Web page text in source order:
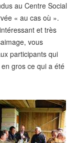
au Centre Social
« au cas où ».
et très
vous
participants qui
gros ce qui a été